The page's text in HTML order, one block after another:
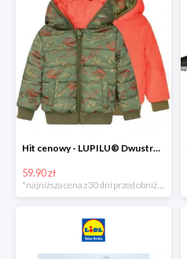
Hit cenowy - LUPILU® Dwustronna kurtka dziecięca z polarem
59.90 zł
*najniższa cena z 30 dni przed obniżką